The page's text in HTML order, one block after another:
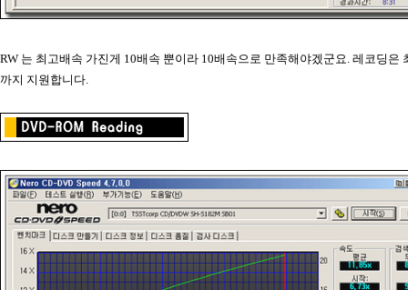
RW 는 최고배속 가진게 10배속 뿐이라 10배속으로 만족해야겠군요. 레코딩은
까지 지원합니다.